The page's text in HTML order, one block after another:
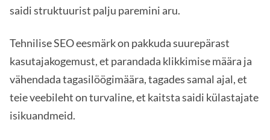
saidi struktuurist palju paremini aru.
Tehnilise SEO eesmärk on pakkuda suurepärast
kasutajakogemust, et parandada klikkimise määra ja
vähendada tagasilöögimäära, tagades samal ajal, et
teie veebileht on turvaline, et kaitsta saidi külastajate
isikuandmeid.